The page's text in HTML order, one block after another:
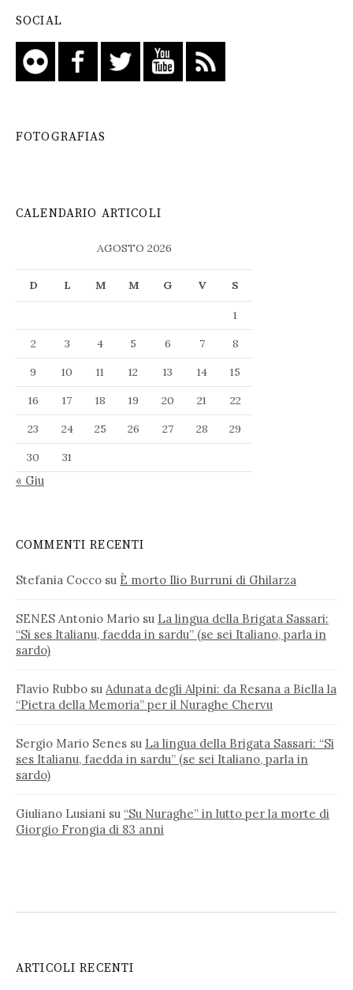
SOCIAL
FOTOGRAFIAS
CALENDARIO ARTICOLI
AGOSTO 2026
D L M M G V S
1
2
3 4 5 6 7
8
9
10 11 12 13 14
15
16
17 18 19 20 21
22
23
24 25 26 27 28
29
30
31
« Giu
COMMENTI RECENTI
Stefania Cocco su È morto Ilio Burruni di Ghilarza
SENES Antonio Mario su La lingua della Brigata Sassari:
“Si ses Italianu, faedda in sardu” (se sei Italiano, parla in
sardo)
Flavio Rubbo su Adunata degli Alpini: da Resana a Biella la
“Pietra della Memoria” per il Nuraghe Chervu
Sergio Mario Senes su La lingua della Brigata Sassari: “Si
ses Italianu, faedda in sardu” (se sei Italiano, parla in
sardo)
Giuliano Lusiani su “Su Nuraghe” in lutto per la morte di
Giorgio Frongia di 83 anni
ARTICOLI RECENTI